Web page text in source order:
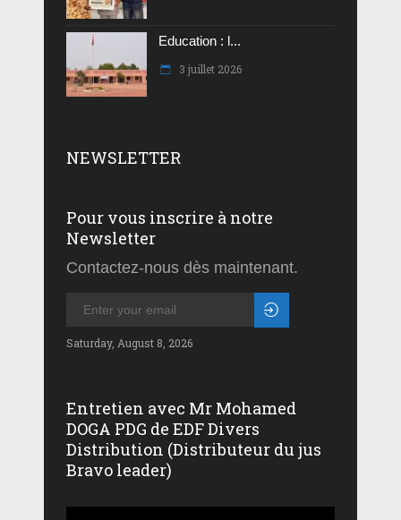
Education : l...
3 juillet 2026
NEWSLETTER
Pour vous inscrire à notre
Newsletter
Contactez-nous dès maintenant.
Saturday, August 8, 2026
Entretien avec Mr Mohamed
DOGA PDG de EDF Divers
Distribution (Distributeur du jus
Bravo leader)